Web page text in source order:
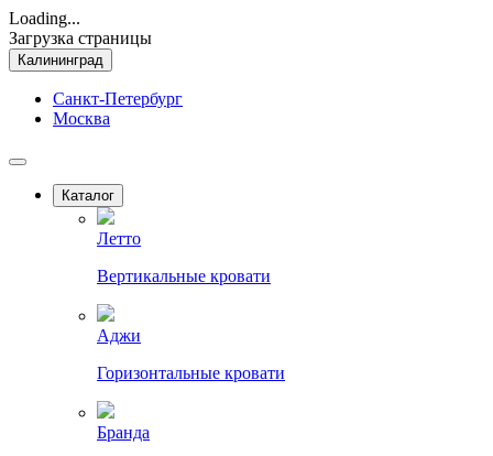
Loading...
Загрузка страницы
Калининград
Санкт-Петербург
Москва
Каталог
Летто
Вертикальные кровати
Аджи
Горизонтальные кровати
Бранда